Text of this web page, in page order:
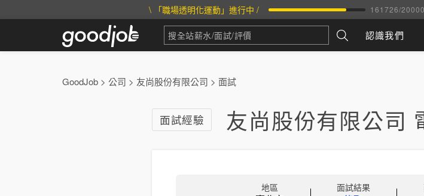
\ 「職場透明化運動」進行中 / 161726/
認識我們
GoodJob > 公司 > 友尚股份有限公司 > 面試
面試經驗 友尚股份有限公司
地區 面試結果